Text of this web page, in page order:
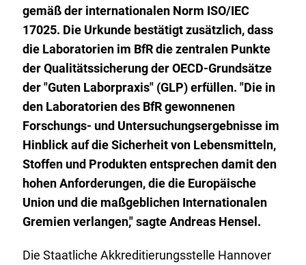
gemäß der internationalen Norm ISO/IEC
17025. Die Urkunde bestätigt zusätzlich, dass
die Laboratorien im BfR die zentralen Punkte
der Qualitätssicherung der OECD-Grundsätze
der "Guten Laborpraxis" (GLP) erfüllen. "Die in
den Laboratorien des BfR gewonnenen
Forschungs- und Untersuchungsergebnisse im
Hinblick auf die Sicherheit von Lebensmitteln,
Stoffen und Produkten entsprechen damit den
hohen Anforderungen, die die Europäische
Union und die maßgeblichen Internationalen
Gremien verlangen," sagte Andreas Hensel.
Die Staatliche Akkreditierungsstelle Hannover